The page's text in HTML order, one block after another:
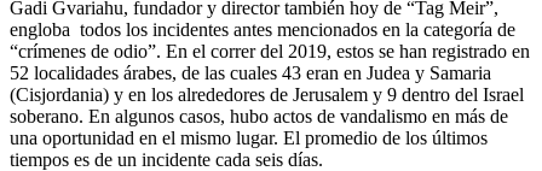
Gadi Gvariahu, fundador y director también hoy de “Tag Meir”,
engloba todos los incidentes antes mencionados en la categoría de
“crímenes de odio”. En el correr del 2019, estos se han registrado en
52 localidades árabes, de las cuales 43 eran en Judea y Samaria
(Cisjordania) y en los alrededores de Jerusalem y 9 dentro del Israel
soberano. En algunos casos, hubo actos de vandalismo en más de
una oportunidad en el mismo lugar. El promedio de los últimos
tiempos es de un incidente cada seis días.